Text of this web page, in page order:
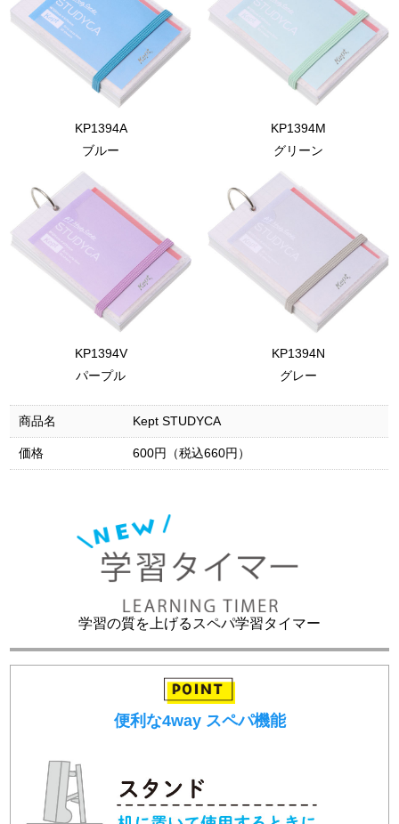
KP1394A
ブルー
KP1394M
グリーン
KP1394V
パープル
KP1394N
グレー
商品名 Kept STUDYCA
価格 600円（税込660円）
学習の質を上げるスペパ学習タイマー
便利な4way スペパ機能